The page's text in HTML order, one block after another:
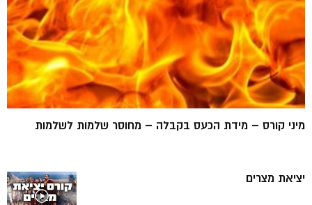
מיני קורס – מידת הכעס בקבלה – מחוסר שלמות לשלמות
יציאת מצרים